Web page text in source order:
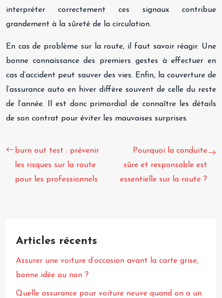
interpréter correctement ces signaux contribue
grandement à la sûreté de la circulation.
En cas de problème sur la route, il faut savoir réagir. Une
bonne connaissance des premiers gestes à effectuer en
cas d’accident peut sauver des vies. Enfin, la couverture de
l’assurance auto en hiver diffère souvent de celle du reste
de l’année. Il est donc primordial de connaître les détails
de son contrat pour éviter les mauvaises surprises.
burn out test : prévenir
les risques sur la route
pour les professionnels
Pourquoi la conduite
sûre et responsable est
essentielle sur la route ?
Articles récents
Assurer une voiture d’occasion avant la carte grise,
bonne idée ou non ?
Quelle assurance pour voiture neuve quand on a un